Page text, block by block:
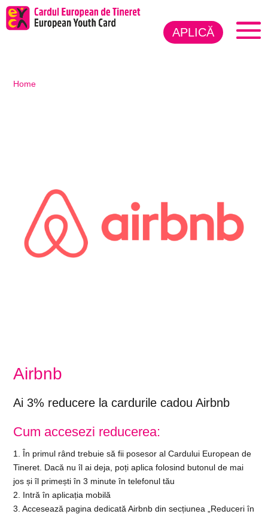
APLICĂ
Home
Airbnb
Ai 3% reducere la cardurile cadou Airbnb
Cum accesezi reducerea:
1. În primul rând trebuie să fii posesor al Cardului European de
Tineret. Dacă nu îl ai deja, poți aplica folosind butonul de mai
jos și îl primești în 3 minute în telefonul tău
2. Intră în aplicația mobilă
3. Accesează pagina dedicată Airbnb din secțiunea „Reduceri în